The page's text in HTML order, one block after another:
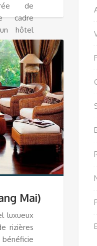
de
cadre
hôtel
Mai)
luxueux
rizières